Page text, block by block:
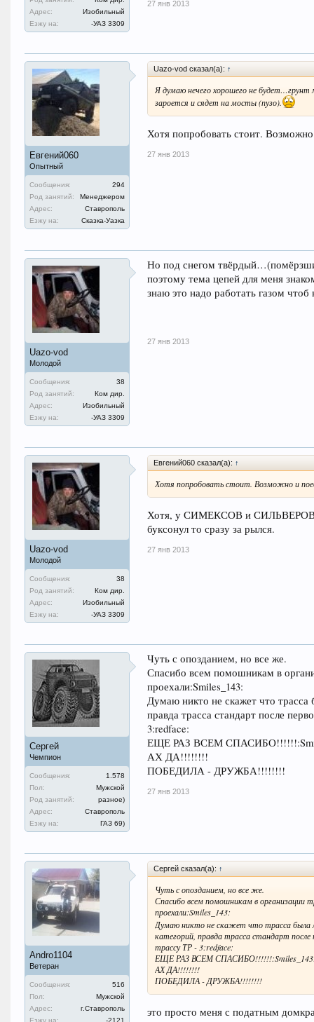
Адрес:
Изобильный
Езжу на:
-УАЗ 3309
27 янв 2013
Евгений060
Опытный
Сообщения:
294
Род занятий:
Менеджером
Адрес:
Ставрополь
Езжу на:
Сказка-Уазка
Uazo-vod сказал(а): ↑
Я думаю нечего хорошего не
зароется и сядет на мосты (пузо).
Хотя попробовать стоит.
27 янв 2013
Uazo-vod
Молодой
Сообщения:
38
Род занятий:
Ком дир.
Адрес:
Изобильный
Езжу на:
-УАЗ 3309
Но под снегом
поэтому тема цепей для меня
знаю это надо работать газом
27 янв 2013
Uazo-vod
Молодой
Сообщения:
38
Род занятий:
Ком дир.
Адрес:
Изобильный
Езжу на:
-УАЗ 3309
Евгений060 сказал(а): ↑
Хотя попробовать стоит. Возможно и
Хотя, у СИМЕКСОВ и СИЛЬВЕРОВ
буксонул то сразу за рылся.
27 янв 2013
Сергей
Чемпион
Сообщения:
1.578
Пол:
Мужской
Род занятий:
разное)
Адрес:
Ставрополь
Езжу на:
ГАЗ 69)
Чуть с опозданием, но все же.
Спасибо всем помошникам в
проехали:Smiles_143:
Думаю никто не скажет что трасса
правда трасса стандарт после
3:redface:
ЕЩЕ РАЗ ВСЕМ
АХ ДА!!!!!!!!
ПОБЕДИЛА - ДРУЖБА!!!!!!!!
27 янв 2013
Andro1104
Ветеран
Сообщения:
516
Пол:
Мужской
Адрес:
г.Ставрополь
Езжу на:
-2121
Сергей сказал(а): ↑
Чуть с опозданием, но все же.
Спасибо всем помошникам в организации
проехали:Smiles_143:
Думаю никто не скажет что трасса была
категорий, правда трасса стандарт
трассу ТР - 3:redface:
ЕЩЕ РАЗ ВСЕМ
АХ ДА!!!!!!!!
ПОБЕДИЛА - ДРУЖБА!!!!!!!!
это просто меня с податным